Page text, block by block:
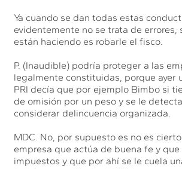
Ya cuando se dan todas estas
evidentemente no se trata de errores,
están haciendo es robarle el fisco.
P. (Inaudible) podría proteger a las
legalmente constituidas, porque ayer
PRI decía que por ejemplo Bimbo si
de omisión por un peso y se le
considerar delincuencia organizada.
MDC. No, por supuesto es no es
empresa que actúa de buena fe y que
impuestos y que por ahí se le cuela